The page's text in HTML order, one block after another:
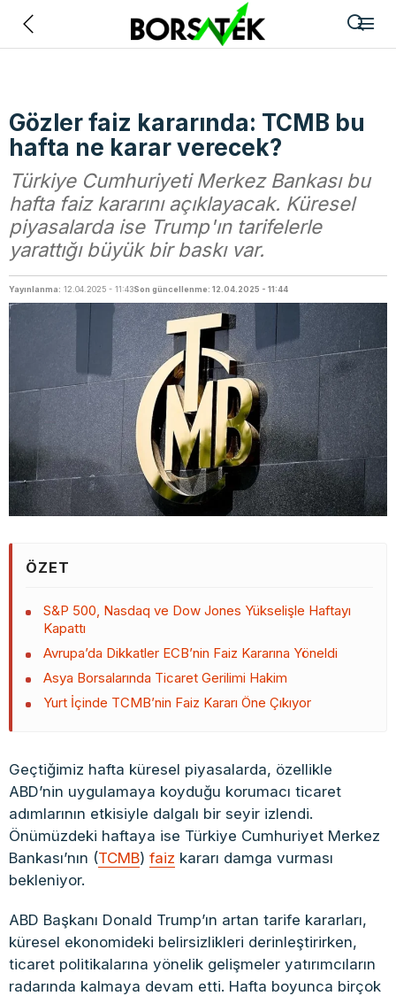
Gözler faiz kararında: TCMB bu
hafta ne karar verecek?
Türkiye Cumhuriyeti Merkez Bankası bu
hafta faiz kararını açıklayacak. Küresel
piyasalarda ise Trump'ın tarifelerle
yarattığı büyük bir baskı var.
Yayınlanma: 12.04.2025 - 11:43Son güncellenme: 12.04.2025 - 11:44
ÖZET
S&P 500, Nasdaq ve Dow Jones Yükselişle Haftayı
Kapattı
Avrupa’da Dikkatler ECB’nin Faiz Kararına Yöneldi
Asya Borsalarında Ticaret Gerilimi Hakim
Yurt İçinde TCMB’nin Faiz Kararı Öne Çıkıyor
Geçtiğimiz hafta küresel piyasalarda, özellikle
ABD’nin uygulamaya koyduğu korumacı ticaret
adımlarının etkisiyle dalgalı bir seyir izlendi.
Önümüzdeki haftaya ise Türkiye Cumhuriyet Merkez
Bankası’nın (TCMB) faiz kararı damga vurması
bekleniyor.
ABD Başkanı Donald Trump’ın artan tarife kararları,
küresel ekonomideki belirsizlikleri derinleştirirken,
ticaret politikalarına yönelik gelişmeler yatırımcıların
radarında kalmaya devam etti. Hafta boyunca birçok